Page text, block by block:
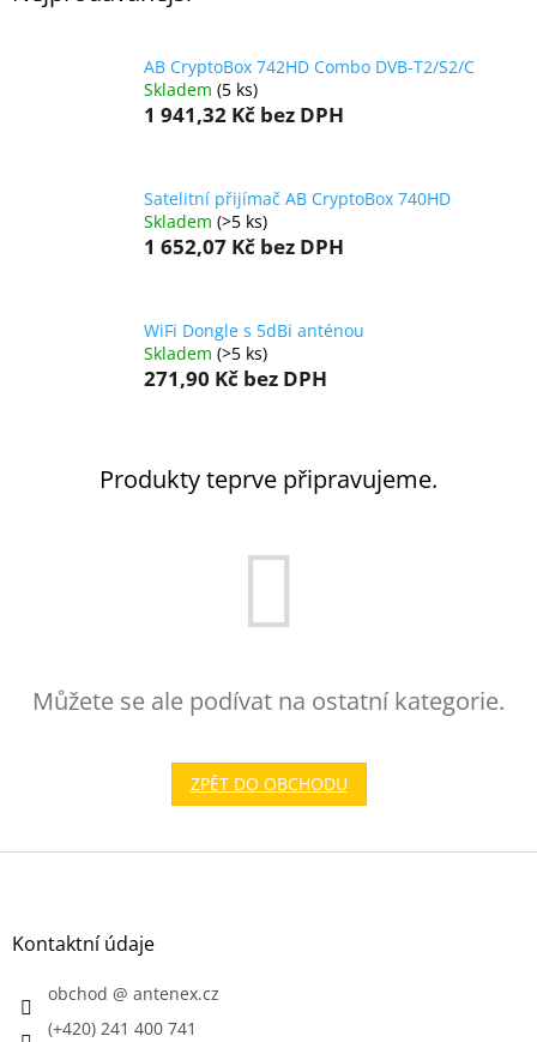
AB CryptoBox 742HD Combo DVB-T2/S2/C
Skladem (5 ks)
1 941,32 Kč bez DPH
Satelitní přijímač AB CryptoBox 740HD
Skladem (>5 ks)
1 652,07 Kč bez DPH
WiFi Dongle s 5dBi anténou
Skladem (>5 ks)
271,90 Kč bez DPH
Produkty teprve připravujeme.
Můžete se ale podívat na ostatní kategorie.
ZPĚT DO OBCHODU
Z
Kontaktní údaje
obchod @ antenex.cz
(+420) 241 400 741